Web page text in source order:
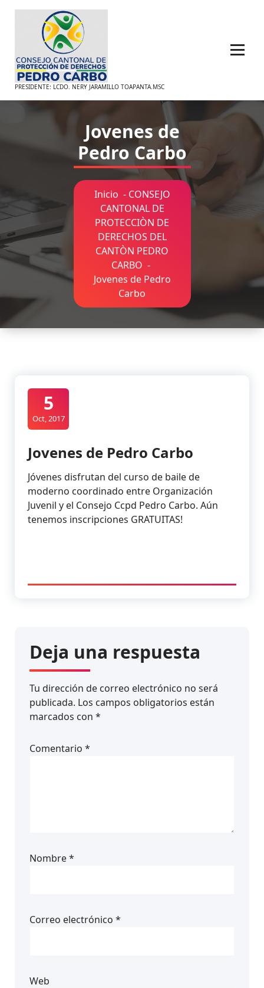
Saltar
contenido
PRESIDENTE: LCDO. NERY JARAMILLO TOAPANTA.MSC
Jovenes de
Pedro Carbo
Inicio - CONSEJO
CANTONAL DE
PROTECCIÒN DE
DERECHOS DEL
CANTÒN PEDRO
CARBO -
Jovenes de Pedro
Carbo
5
Oct, 2017
Jovenes de Pedro Carbo
Jóvenes disfrutan del curso de baile de
moderno coordinado entre Organización
Juvenil y el Consejo Ccpd Pedro Carbo. Aún
tenemos inscripciones GRATUITAS!
Deja una respuesta
Tu dirección de correo electrónico no será
publicada. Los campos obligatorios están
marcados con *
Comentario *
Nombre*
Correo electrónico *
Web